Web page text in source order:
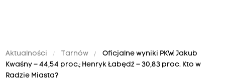
Aktualności Tarnów
Oficjalne wyniki PKW: Jakub
Kwaśny – 44,54 proc.; Henryk Łabędź – 30,83 proc. Kto w
Radzie Miasta?